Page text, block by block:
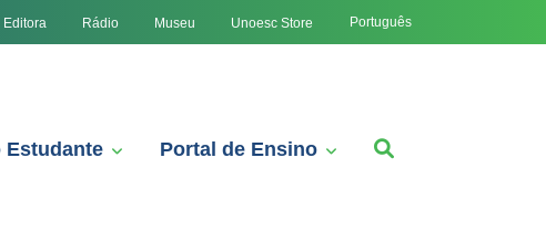
Editora Rádio Museu Unoesc Store Português
Estudante Portal de Ensino